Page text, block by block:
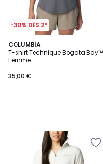
-30% DÈS 2*
COLUMBIA
T-shirt Technique Bogata Bay™
Femme
35,00 €